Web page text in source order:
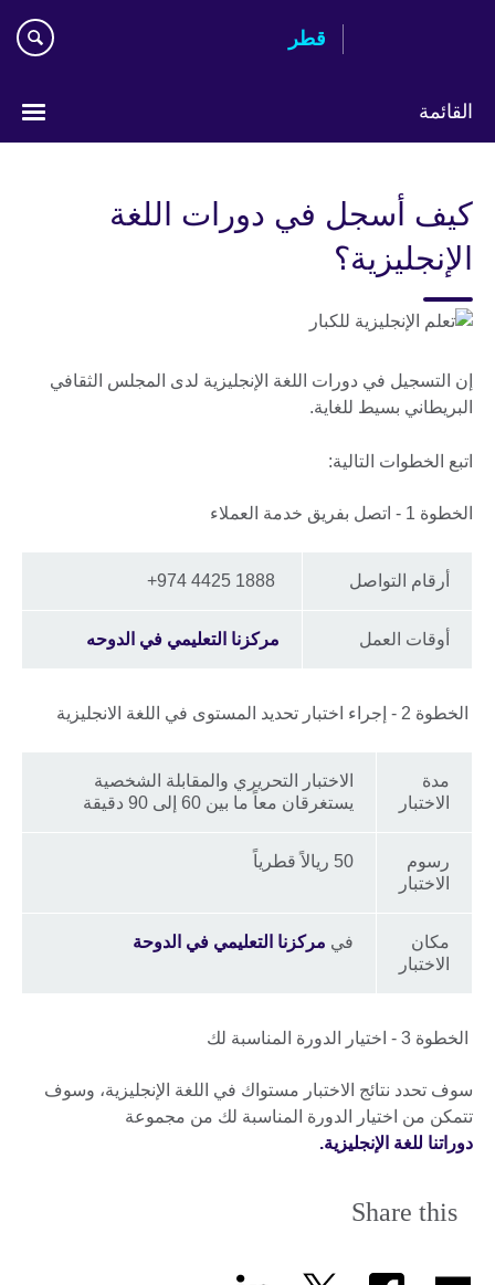
قطر
القائمة
كيف أسجل في دورات اللغة
الإنجليزية؟
إن التسجيل في دورات اللغة الإنجليزية لدى المجلس الثقافي
البريطاني بسيط للغاية.
اتبع الخطوات التالية:
الخطوة 1 - اتصل بفريق خدمة العملاء
أرقام التواصل 1888 4425 974+
أوقات العمل مركزنا التعليمي في الدوحه
الخطوة 2 - إجراء اختبار تحديد المستوى في اللغة الانجليزية
مدة
الاختبار
الاختبار التحريري والمقابلة الشخصية
يستغرقان معاً ما بين 60 إلى 90 دقيقة
رسوم
الاختبار
50 ريالاً قطرياً
مكان
الاختبار
في مركزنا التعليمي في الدوحة
الخطوة 3 - اختيار الدورة المناسبة لك
سوف تحدد نتائج الاختبار مستواك في اللغة الإنجليزية، وسوف
تتمكن من اختيار الدورة المناسبة لك من مجموعة
دوراتنا للغة الإنجليزية.
Share this